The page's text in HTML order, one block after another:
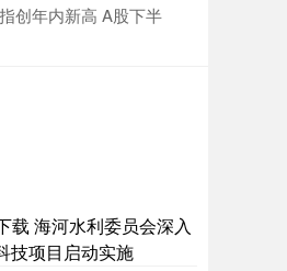
创年内新高 A股下半
载 海河水利委员会深入
技项目启动实施